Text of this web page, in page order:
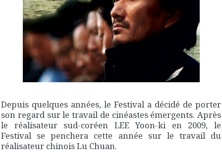
Depuis quelques années, le Festival a décidé de porter
son regard sur le travail de cinéastes émergents. Après
le réalisateur sud-coréen LEE Yoon-ki en 2009, le
Festival se penchera cette année sur le travail du
réalisateur chinois Lu Chuan.